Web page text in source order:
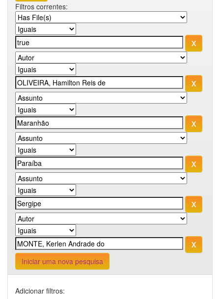
Filtros correntes:
Iniciar uma nova pesquisa
Adicionar filtros: